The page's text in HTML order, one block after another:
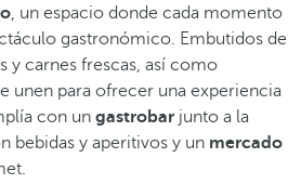
, un espacio donde cada momento
gastronómico. Embutidos de
y carnes frescas, así como
unen para ofrecer una experiencia
con un gastrobar junto a la
bebidas y aperitivos y un mercado